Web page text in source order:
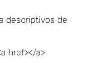
descriptivos de
href></a>